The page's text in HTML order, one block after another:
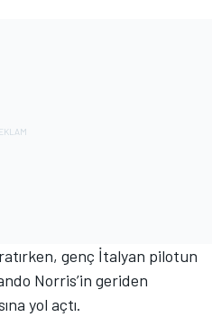
genç İtalyan pilotun
Norris’in geriden
yol açtı.